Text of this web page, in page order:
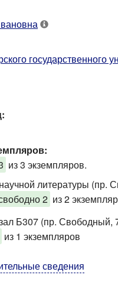
государственного
из 3 экземпляров.
литературы (пр.
2 из 2
Б307 (пр. Свободный,
из 1 экземпляров
сведения